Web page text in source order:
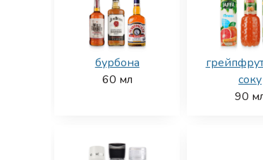
бурбона
60 мл
соку
90